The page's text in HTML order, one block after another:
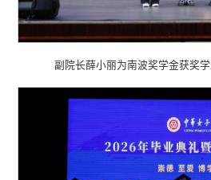
副院长薛小丽为南波奖学金获奖